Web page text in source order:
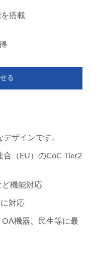
搭載
る
ザインです。
（EU）のCoC Tier2
機能対応
対応
機器、民生等に最